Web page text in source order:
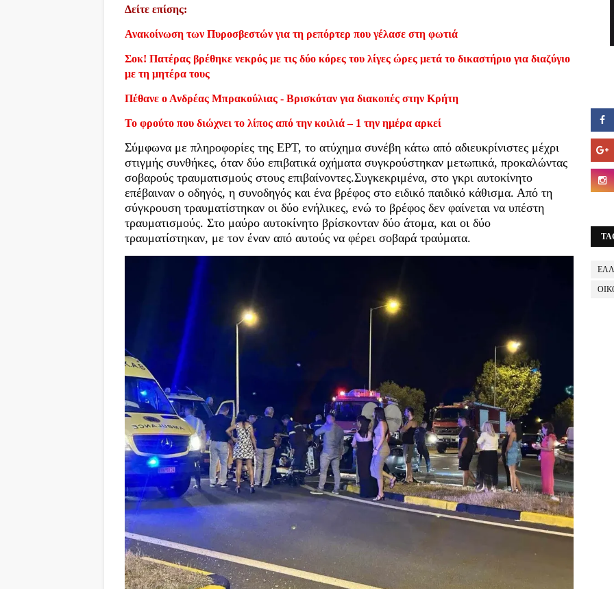
Δείτε επίσης:
Ανακοίνωση των Πυροσβεστών για τη ρεπόρτερ που γέλασε στη φωτιά
Σοκ! Πατέρας βρέθηκε νεκρός με τις δύο κόρες του λίγες ώρες μετά το δικαστήριο για διαζύγιο
με τη μητέρα τους
Πέθανε ο Ανδρέας Μπρακούλιας - Βρισκόταν για διακοπές στην Κρήτη
Το φρούτο που διώχνει το λίπος από την κοιλιά – 1 την ημέρα αρκεί
Σύμφωνα με πληροφορίες της ΕΡΤ, το ατύχημα συνέβη κάτω από αδιευκρίνιστες μέχρι
στιγμής συνθήκες, όταν δύο επιβατικά οχήματα συγκρούστηκαν μετωπικά, προκαλώντας
σοβαρούς τραυματισμούς στους επιβαίνοντες.Συγκεκριμένα, στο γκρι αυτοκίνητο
επέβαιναν ο οδηγός, η συνοδηγός και ένα βρέφος στο ειδικό παιδικό κάθισμα. Από τη
σύγκρουση τραυματίστηκαν οι δύο ενήλικες, ενώ το βρέφος δεν φαίνεται να υπέστη
τραυματισμούς. Στο μαύρο αυτοκίνητο βρίσκονταν δύο άτομα, και οι δύο
τραυματίστηκαν, με τον έναν από αυτούς να φέρει σοβαρά τραύματα.